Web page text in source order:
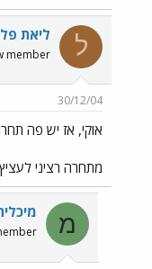
ל ליאת
member
30/12/04
אוקי, אז יש פה
מתחרה רציני
מ